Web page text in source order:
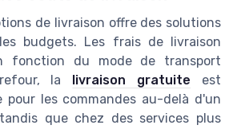
de livraison offre des solutions
budgets. Les frais de livraison
fonction du mode de transport
la
livraison gratuite est
pour les commandes au-delà d'un
que chez des services plus